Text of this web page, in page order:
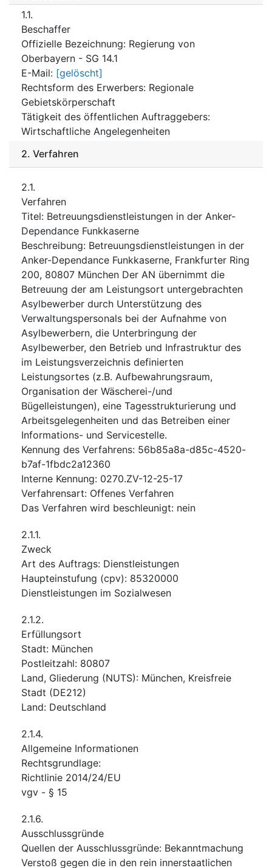
1.1.
Beschaffer
Offizielle Bezeichnung: Regierung von
Oberbayern - SG 14.1
E-Mail: [gelöscht]
Rechtsform des Erwerbers: Regionale
Gebietskörperschaft
Tätigkeit des öffentlichen Auftraggebers:
Wirtschaftliche Angelegenheiten
2. Verfahren
2.1.
Verfahren
Titel: Betreuungsdienstleistungen in der Anker-
Dependance Funkkaserne
Beschreibung: Betreuungsdienstleistungen in der
Anker-Dependance Funkkaserne, Frankfurter Ring
200, 80807 München Der AN übernimmt die
Betreuung der am Leistungsort untergebrachten
Asylbewerber durch Unterstützung des
Verwaltungspersonals bei der Aufnahme von
Asylbewerbern, die Unterbringung der
Asylbewerber, den Betrieb und Infrastruktur des
im Leistungsverzeichnis definierten
Leistungsortes (z.B. Aufbewahrungsraum,
Organisation der Wäscherei-/und
Bügelleistungen), eine Tagesstrukturierung und
Arbeitsgelegenheiten und das Betreiben einer
Informations- und Servicestelle.
Kennung des Verfahrens: 56b85a8a-d85c-4520-
b7af-1fbdc2a12360
Interne Kennung: 0270.ZV-12-25-17
Verfahrensart: Offenes Verfahren
Das Verfahren wird beschleunigt: nein
2.1.1.
Zweck
Art des Auftrags: Dienstleistungen
Haupteinstufung (cpv): 85320000
Dienstleistungen im Sozialwesen
2.1.2.
Erfüllungsort
Stadt: München
Postleitzahl: 80807
Land, Gliederung (NUTS): München, Kreisfreie
Stadt (DE212)
Land: Deutschland
2.1.4.
Allgemeine Informationen
Rechtsgrundlage:
Richtlinie 2014/24/EU
vgv - § 15
2.1.6.
Ausschlussgründe
Quellen der Ausschlussgründe: Bekanntmachung
Verstoß gegen die in den rein innerstaatlichen